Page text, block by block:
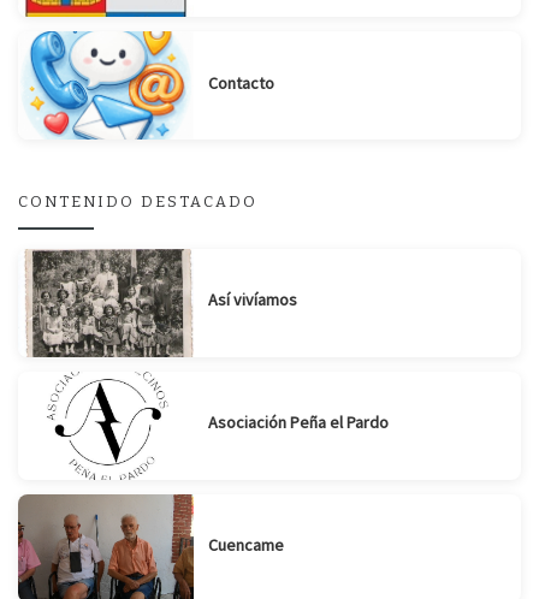
Contacto
CONTENIDO DESTACADO
Así vivíamos
Asociación Peña el Pardo
Cuencame